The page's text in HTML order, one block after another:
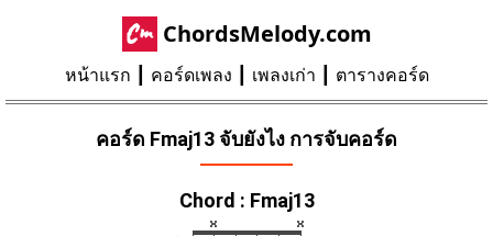
ChordsMelody.com
หน้าแรก คอร์ดเพลง เพลงเก่า ตารางคอร์ด
คอร์ด Fmaj13 จับยังไง การจับคอร์ด
Chord : Fmaj13